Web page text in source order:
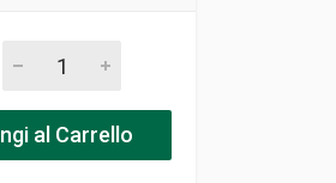
al Carrello